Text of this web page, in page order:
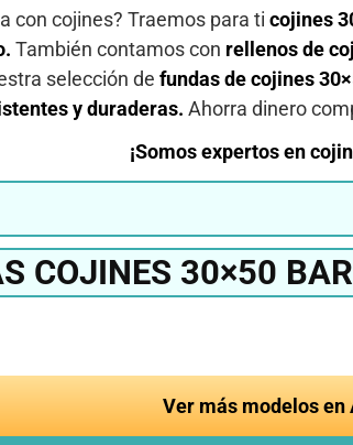
con cojines? Traemos para ti cojines
También contamos con rellenos de
selección de fundas de cojines
y duraderas. Ahorra dinero
¡Somos expertos en
COJINES 30×50
Ver más modelos en